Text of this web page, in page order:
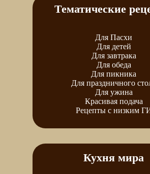
Тематические
Для Пасхи
Для детей
Для завтрака
Для обеда
Для пикника
Для праздничного
Для ужина
Красивая подача
Рецепты с низким
Кухня мира